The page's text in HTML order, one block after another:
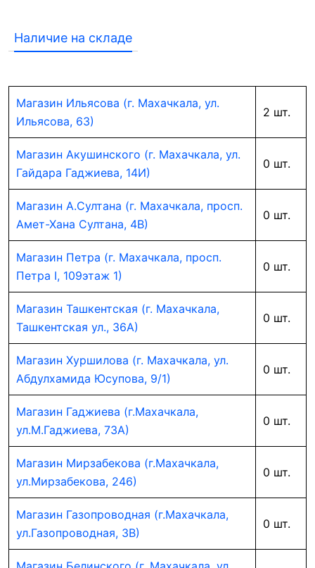
Наличие на складе
Магазин Ильясова (г. Махачкала, ул.
Ильясова, 63)
2 шт.
Магазин Акушинского (г. Махачкала, ул.
Гайдара Гаджиева, 14И)
0 шт.
Магазин А.Султана (г. Махачкала, просп.
Амет-Хана Султана, 4В)
0 шт.
Магазин Петра (г. Махачкала, просп.
Петра I, 109этаж 1)
0 шт.
Магазин Ташкентская (г. Махачкала,
Ташкентская ул., 36А)
0 шт.
Магазин Хуршилова (г. Махачкала, ул.
Абдулхамида Юсупова, 9/1)
0 шт.
Магазин Гаджиева (г.Махачкала,
ул.М.Гаджиева, 73А)
0 шт.
Магазин Мирзабекова (г.Махачкала,
ул.Мирзабекова, 246)
0 шт.
Магазин Газопроводная (г.Махачкала,
ул.Газопроводная, 3В)
0 шт.